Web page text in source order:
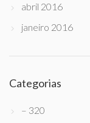
abril 2016
janeiro 2016
Categorias
– 320